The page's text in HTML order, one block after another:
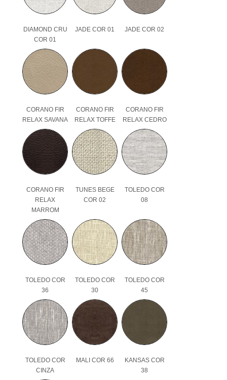
DIAMOND CRU
COR 01
JADE COR 01 JADE COR 02
CORANO FIR
RELAX SAVANA
CORANO FIR
RELAX TOFFE
CORANO FIR
RELAX CEDRO
CORANO FIR
RELAX
MARROM
TUNES BEGE
COR 02
TOLEDO COR
08
TOLEDO COR
36
TOLEDO COR
30
TOLEDO COR
45
TOLEDO COR
CINZA
MALI COR 66
KANSAS COR
38